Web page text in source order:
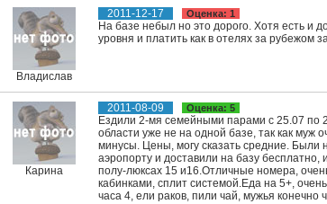
Владислав
2011-12-17 Оценка: 1
На базе небыл но это дорого. Хотя есть и
уровня и платить как в отелях за рубежом
Карина
2011-08-09 Оценка: 5
Ездили 2-мя семейными парами с 25.07 по
области уже не на одной базе, так как муж
минусы. Цены, могу сказать средние. Были
аэропорту и доставили на базу
полу-люксах 15 и16.Отличные номера,
кабинками, сплит системой.Еда на 5+,
часа 4, ели раков, пили чай, мужья конечно